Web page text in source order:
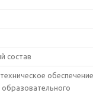
состав